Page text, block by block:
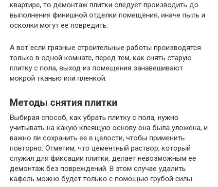
квартире, то демонтаж плитки следует производить до
выполнения финишной отделки помещения, иначе пыль и
осколки могут ее повредить.
А вот если грязные строительные работы производятся
только в одной комнате, перед тем, как снять старую
плитку с пола, выход из помещения занавешивают
мокрой тканью или пленкой.
Методы снятия плитки
Выбирая способ, как убрать плитку с пола, нужно
учитывать на какую клеящую основу она была уложена, и
важно ли сохранить ее в целости, чтобы применить
повторно. Отметим, что цементный раствор, который
служил для фиксации плитки, делает невозможным ее
демонтаж без повреждений. В этом случае удалить
кафель можно будет только с помощью грубой силы.